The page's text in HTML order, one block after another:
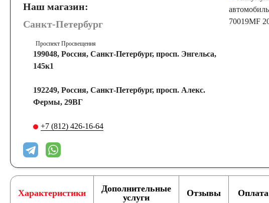
Наш магазин:
Санкт-Петербург
Проспект Просвещения
199048, Россия, Санкт-Петербург, просп. Энгельса,
145к1
192249, Россия, Санкт-Петербург, просп. Алекс.
Фермы, 29ВГ
+7 (812) 426-16-64
Характеристики
Дополнительные
услуги
Отзывы Оплата